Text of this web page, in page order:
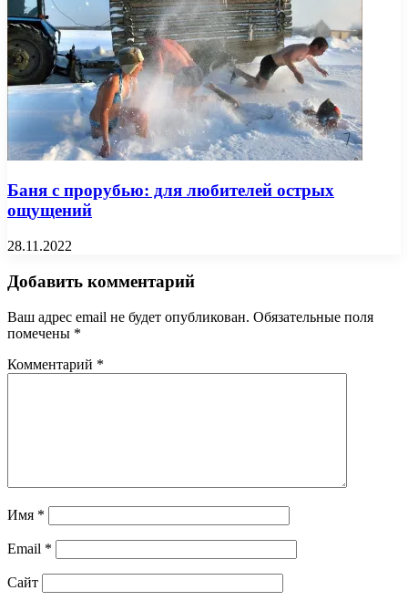
Баня с прорубью: для любителей острых
ощущений
28.11.2022
Добавить комментарий
Ваш адрес email не будет опубликован. Обязательные поля
помечены *
Комментарий *
Имя *
Email *
Сайт